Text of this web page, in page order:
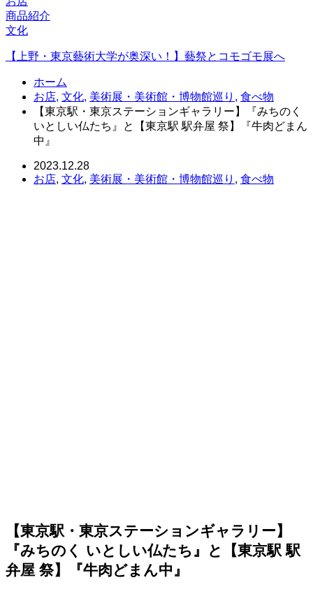
商品紹介
文化
【上野・東京藝術大学が奥深い！】藝祭とコモゴモ展へ
ホーム
お店, 文化, 美術展・美術館・博物館巡り , 食べ物
【東京駅・東京ステーションギャラリー】『みちのく
いとしい仏たち』と【東京駅 駅弁屋 祭】『牛肉どまん
中』
2023.12.28
お店, 文化, 美術展・美術館・博物館巡り , 食べ物
【東京駅・東京ステーションギャラリー】
『みちのく いとしい仏たち』と【東京駅 駅
弁屋 祭】『牛肉どまん中』